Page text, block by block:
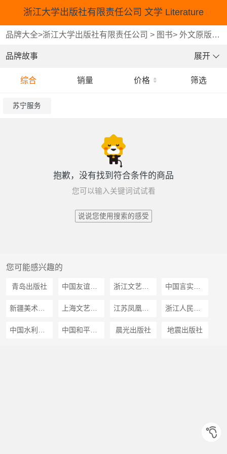
浙江大学出版社有限责任公司 文学 Literature
品牌大全>浙江大学出版社有限责任公司 > 图书>外文原版书
品牌故事 展开
综合 销量 价格 筛选
苏宁服务
抱歉，没有找到符合条件的商品
您可以输入关键词试试看
说说您使用搜索的感受
您可能感兴趣的
青岛出版社
江苏凤凰文艺出版社
中国和平出版社 晨光出版社 地震出版社